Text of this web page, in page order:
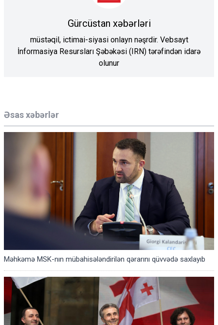
Əsas xəbərlər
Məhkəmə MSK-nın mübahisələndirilən qərarını qüvvədə saxlayıb
Gürcüstan xəbərləri
müstəqil, ictimai-siyasi onlayn nəşrdir. Vebsayt
İnformasiya Resursları Şəbəkəsi (IRN) tərəfindən idarə
olunur